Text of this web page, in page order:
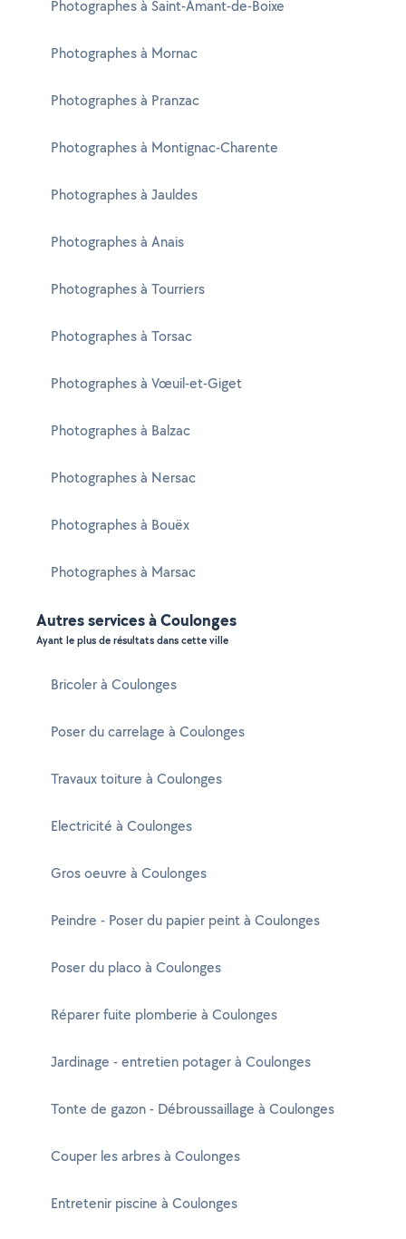
Photographes à Saint-Amant-de-Boixe
Photographes à Mornac
Photographes à Pranzac
Photographes à Montignac-Charente
Photographes à Jauldes
Photographes à Anais
Photographes à Tourriers
Photographes à Torsac
Photographes à Vœuil-et-Giget
Photographes à Balzac
Photographes à Nersac
Photographes à Bouëx
Photographes à Marsac
Autres services à Coulonges
Ayant le plus de résultats dans cette ville
Bricoler à Coulonges
Poser du carrelage à Coulonges
Travaux toiture à Coulonges
Electricité à Coulonges
Gros oeuvre à Coulonges
Peindre - Poser du papier peint à Coulonges
Poser du placo à Coulonges
Réparer fuite plomberie à Coulonges
Jardinage - entretien potager à Coulonges
Tonte de gazon - Débroussaillage à Coulonges
Couper les arbres à Coulonges
Entretenir piscine à Coulonges